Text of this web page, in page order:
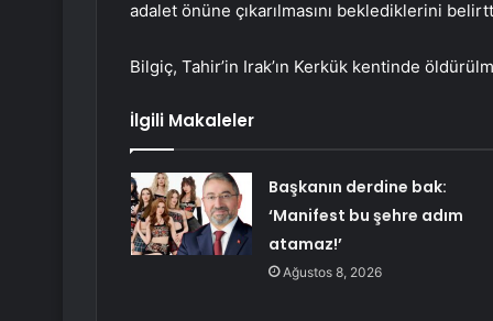
adalet önüne çıkarılmasını beklediklerini
Bilgiç, Tahir’in Irak’ın Kerkük kentinde
İlgili Makaleler
Başkanın derdine bak:
‘Manifest bu şehre adım
atamaz!’
Ağustos 8, 2026